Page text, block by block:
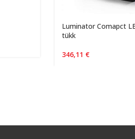
Luminator Comapct
tükk
346,11 €